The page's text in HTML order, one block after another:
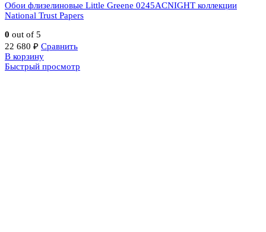
Обои флизелиновые Little Greene 0245ACNIGHT коллекции
National Trust Papers
0 out of 5
22 680 ₽ Сравнить
В корзину
Быстрый просмотр